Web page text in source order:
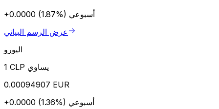
+0.0000 (1.87%) أسبوعي
عرض الرسم البياني
اليورو
1 CLP يساوي
0.00094907 EUR
+0.0000 (1.36%) أسبوعي